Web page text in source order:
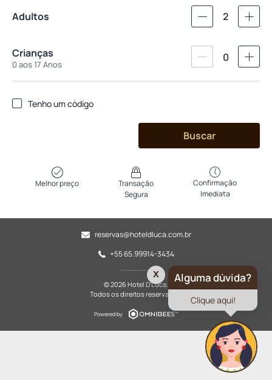
Adultos 2
Crianças
0 aos 17 Anos
0
Tenho um código
Buscar
Melhor preço
Transação
Segura
Confirmação
Imediata
reservas@hoteldluca.com.br
+55 65.99914-3434
© 2026 Hotel D'Luca.
Todos os direitos reservados.
Powered by
Alguma dúvida?
Clique aqui!
x